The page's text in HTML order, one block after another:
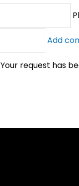
Add
Your request has